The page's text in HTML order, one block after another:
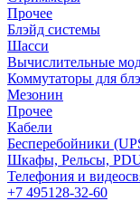
Прочее
Блэйд системы
Шасси
Вычислительные
Коммутаторы для
Мезонин
Прочее
Кабели
Бесперебойники
Шкафы, Рельсы,
Телефония и
+7 495128-32-60